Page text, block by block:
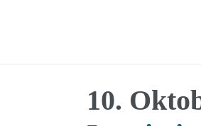
10.